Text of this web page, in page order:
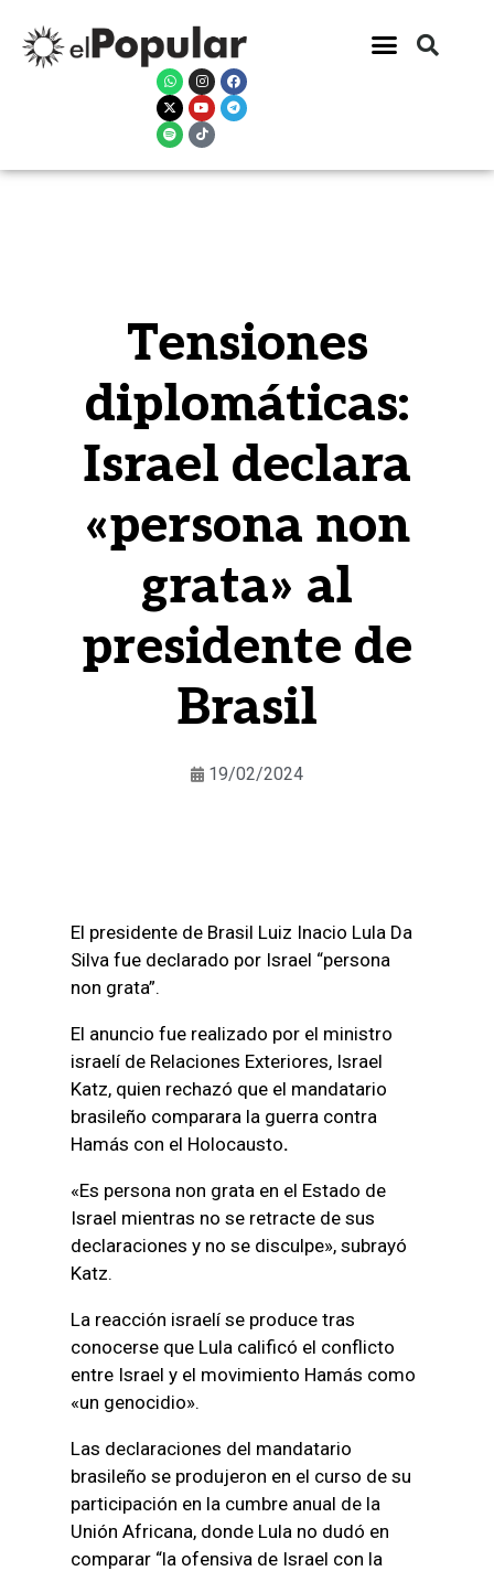
Tensiones
diplomáticas:
Israel declara
«persona non
grata» al
presidente de
Brasil
19/02/2024
El presidente de Brasil Luiz Inacio Lula Da
Silva fue declarado por Israel “persona
non grata”.
El anuncio fue realizado por el ministro
israelí de Relaciones Exteriores, Israel
Katz, quien rechazó que el mandatario
brasileño comparara la guerra contra
Hamás con el Holocausto.
«Es persona non grata en el Estado de
Israel mientras no se retracte de sus
declaraciones y no se disculpe», subrayó
Katz.
La reacción israelí se produce tras
conocerse que Lula calificó el conflicto
entre Israel y el movimiento Hamás como
«un genocidio».
Las declaraciones del mandatario
brasileño se produjeron en el curso de su
participación en la cumbre anual de la
Unión Africana, donde Lula no dudó en
comparar “la ofensiva de Israel con la